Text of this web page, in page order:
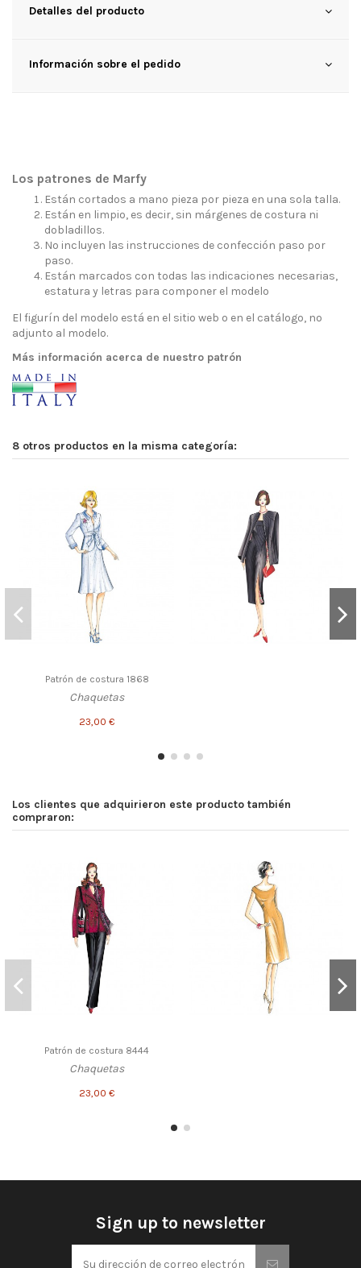
Detalles del producto
Información sobre el pedido
Los patrones de Marfy
Están cortados a mano pieza por pieza en una sola talla.
Están en limpio, es decir, sin márgenes de costura ni
dobladillos.
No incluyen las instrucciones de confección paso por
paso.
Están marcados con todas las indicaciones necesarias,
estatura y letras para componer el modelo
El figurín del modelo está en el sitio web o en el catálogo, no
adjunto al modelo.
Más información acerca de nuestro patrón
8 otros productos en la misma categoría:
Patrón de costura 1868
Chaquetas
23,00 €
Los clientes que adquirieron este producto también
compraron:
Patrón de costura 8444
Chaquetas
23,00 €
Sign up to newsletter